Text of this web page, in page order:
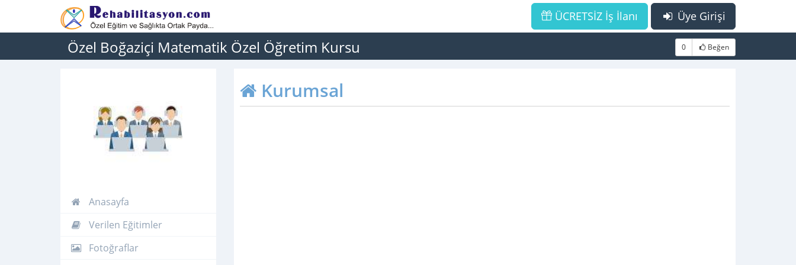
Üye Girişi
ÜCRETSİZ İş İlanı
Özel Boğaziçi Matematik Özel Öğretim Kursu 0 Beğen
Anasayfa
Verilen Eğitimler
Fotoğraflar
Kurumsal